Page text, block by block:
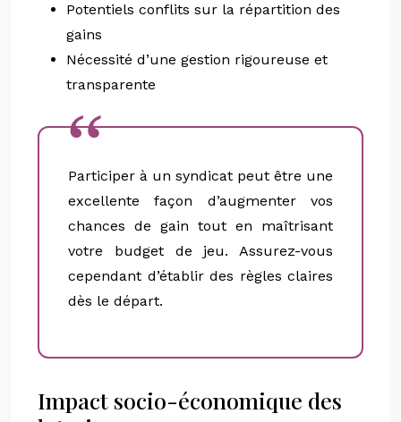
Potentiels conflits sur la répartition des
gains
Nécessité d’une gestion rigoureuse et
transparente
Participer à un syndicat peut être une
excellente façon d’augmenter vos
chances de gain tout en maîtrisant
votre budget de jeu. Assurez-vous
cependant d’établir des règles claires
dès le départ.
Impact socio-économique des